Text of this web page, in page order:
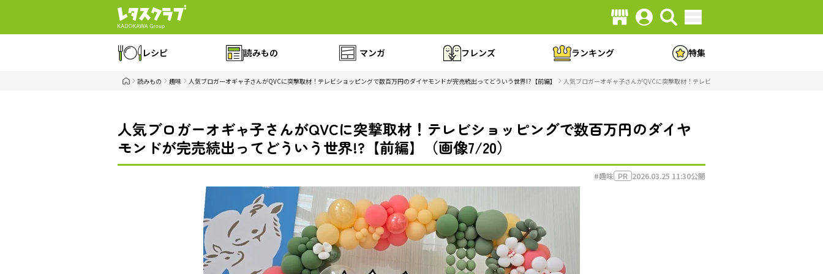
レシピ 読みもの マンガ フレンズ ランキング 特集
読みもの 趣味 人気ブロガーオギャ子さんがQVCに突撃取材！テレビショッピングで数百万円のダイヤモンドが完売続出ってどういう世界!?【前編】 人気ブロガーオギャ子さんがQVCに突撃取材！テレビショッピングで数百万円のダイヤモン
人気ブロガーオギャ子さんがQVCに突撃取材！テレビショッピングで数百万円のダイヤ
モンドが完売続出ってどういう世界!?【前編】（画像7/20）
#趣味 PR 2026.03.25 11:30公開